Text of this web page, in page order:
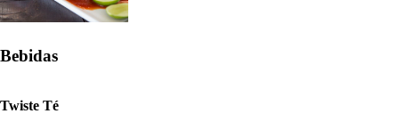
Bebidas
Twiste Té